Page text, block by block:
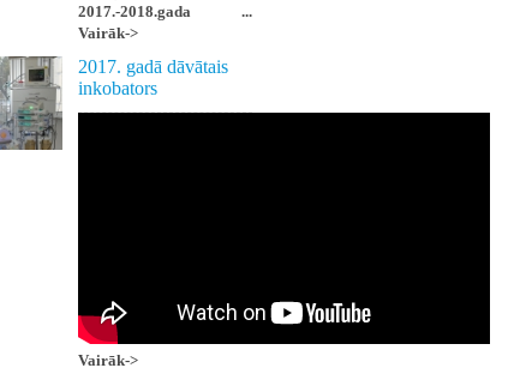
2017.-2018.gada ...
Vairāk->
2017. gadā dāvātais
inkobators
Vairāk->